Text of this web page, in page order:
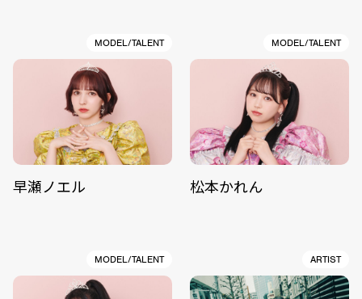
MODEL/TALENT
早瀬ノエル
MODEL/TALENT
松本かれん
MODEL/TALENT ARTIST